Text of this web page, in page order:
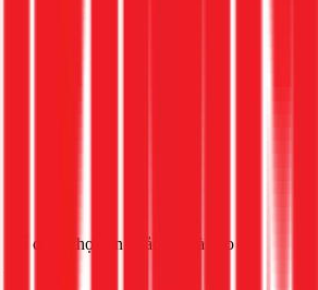
để được thợ đến khảo sát và báo